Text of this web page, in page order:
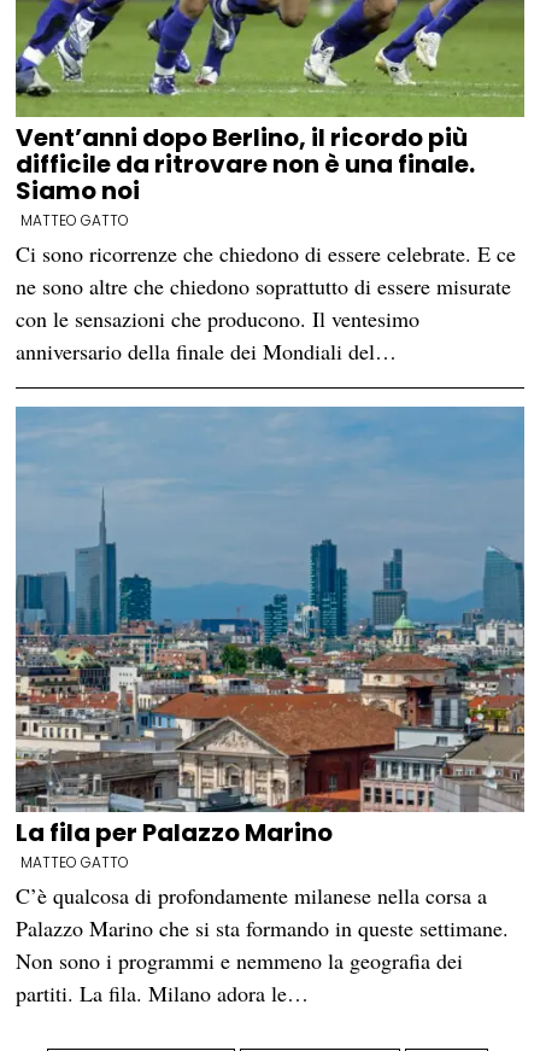
Vent’anni dopo Berlino, il ricordo più
difficile da ritrovare non è una finale.
Siamo noi
MATTEO GATTO
Ci sono ricorrenze che chiedono di essere celebrate. E ce
ne sono altre che chiedono soprattutto di essere misurate
con le sensazioni che producono. Il ventesimo
anniversario della finale dei Mondiali del…
La fila per Palazzo Marino
MATTEO GATTO
C’è qualcosa di profondamente milanese nella corsa a
Palazzo Marino che si sta formando in queste settimane.
Non sono i programmi e nemmeno la geografia dei
partiti. La fila. Milano adora le…